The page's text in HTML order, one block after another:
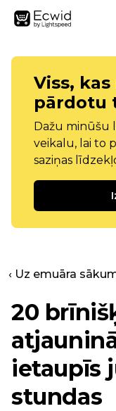
Viss,
pārdotu
Dažu minūšu
veikalu, lai to
saziņas
‹ Uz emuāra
20
ietaupīs
stundas